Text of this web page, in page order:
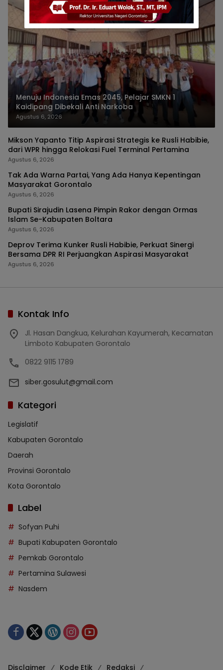
Menuju Indonesia Emas 2045, Pelajar SMKN 1
Kaidipang Dibekali Anti Narkoba
Agustus 6, 2026
Mikson Yapanto Titip Aspirasi Strategis ke Rusli Habibie,
dari WPR hingga Relokasi Fuel Terminal Pertamina
Agustus 6, 2026
Tak Ada Warna Partai, Yang Ada Hanya Kepentingan
Masyarakat Gorontalo
Agustus 6, 2026
Bupati Sirajudin Lasena Pimpin Rakor dengan Ormas
Islam Se-Kabupaten Boltara
Agustus 6, 2026
Deprov Terima Kunker Rusli Habibie, Perkuat Sinergi
Bersama DPR RI Perjuangkan Aspirasi Masyarakat
Agustus 6, 2026
Kontak Info
Jl. Hasan Dangkua, Kelurahan Kayumerah, Kecamatan
Limboto Kabupaten Gorontalo
0822 9115 1789
siber.gosulut@gmail.com
Kategori
Legislatif
Kabupaten Gorontalo
Daerah
Provinsi Gorontalo
Kota Gorontalo
Label
Sofyan Puhi
Bupati Kabupaten Gorontalo
Pemkab Gorontalo
Pertamina Sulawesi
Nasdem
Disclaimer Kode Etik Redaksi